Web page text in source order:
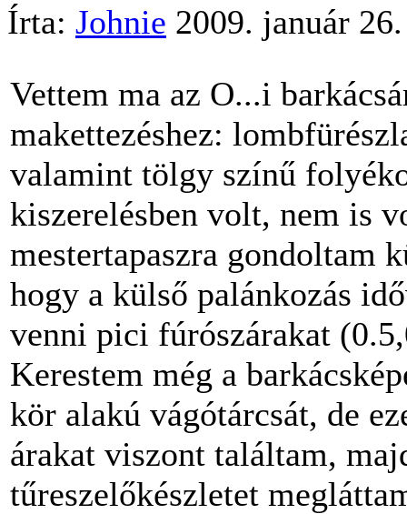
Írta: Johnie 2009. január
Vettem ma az O...i
makettezéshez:
valamint tölgy színű
kiszerelésben volt, nem is
mestertapaszra gondoltam
hogy a külső palánkozás
venni pici fúrószárakat
Kerestem még a
kör alakú vágótárcsát, de
árakat viszont találtam,
tűreszelőkészletet